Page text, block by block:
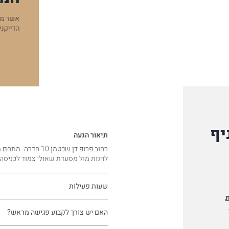
תיאור הגעה
רחוב פרופ דן שכטמן 10 חדרה- מתחם מול החוף וילג בניין B קומה 2.
לחנות מול מסעדת שאולי צמוד לכניסה
שעות פעילות
האם יש צורך לקבוע פגישה מראש?